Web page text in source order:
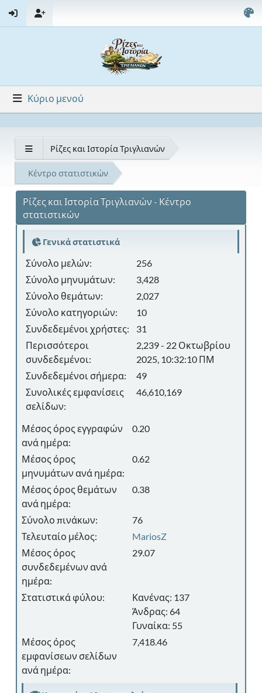
Κύριο μενού
Ρίζες και Ιστορία Τριγλιανών
Κέντρο στατιστικών
Ρίζες και Ιστορία Τριγλιανών - Κέντρο
στατιστικών
Γενικά στατιστικά
Σύνολο μελών:
256
Σύνολο μηνυμάτων:
3,428
Σύνολο θεμάτων:
2,027
Σύνολο κατηγοριών:
10
Συνδεδεμένοι χρήστες:
31
Περισσότεροι
συνδεδεμένοι:
2,239 - 22 Οκτωβρίου
2025, 10:32:10 ΠΜ
Συνδεδεμένοι σήμερα:
49
Συνολικές εμφανίσεις
σελίδων:
46,610,169
Μέσος όρος εγγραφών
ανά ημέρα:
0.20
Μέσος όρος
μηνυμάτων ανά ημέρα:
0.62
Μέσος όρος θεμάτων
ανά ημέρα:
0.38
Σύνολο πινάκων:
76
Τελευταίο μέλος:
MariosZ
Μέσος όρος
συνδεδεμένων ανά
ημέρα:
29.07
Στατιστικά φύλου:
Κανένας: 137
Άνδρας: 64
Γυναίκα: 55
Μέσος όρος
εμφανίσεων σελίδων
ανά ημέρα:
7,418.46